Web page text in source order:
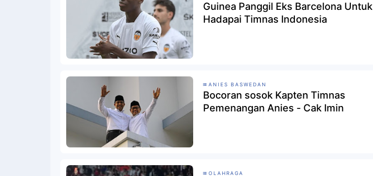
Guinea Panggil Eks Barcelona Untuk
Hadapai Timnas Indonesia
ANIES BASWEDAN
Bocoran sosok Kapten Timnas
Pemenangan Anies - Cak Imin
OLAHRAGA